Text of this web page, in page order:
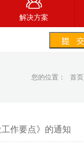
解决方案
您的位置： 首页
作要点》的通知